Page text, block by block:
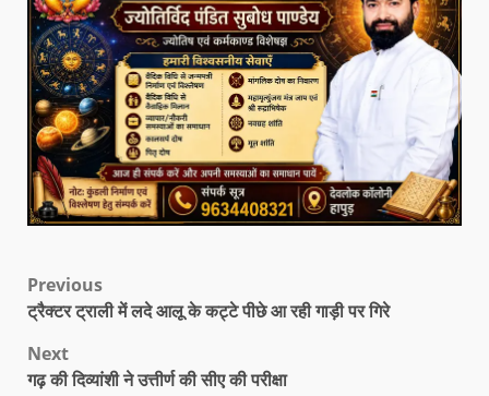
Previous
ट्रैक्टर ट्राली में लदे आलू के कट्टे पीछे आ रही गाड़ी पर गिरे
Next
गढ़ की दिव्यांशी ने उत्तीर्ण की सीए की परीक्षा